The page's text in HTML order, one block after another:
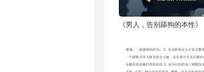
《男人，告别舔狗的本性》